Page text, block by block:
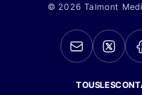
© 2026 Talmont